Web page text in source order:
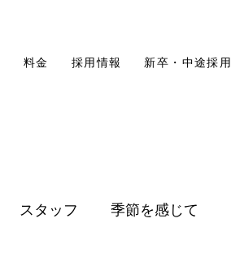
料金 採用情報 新卒・中途採用
スタッフ 季節を感じて